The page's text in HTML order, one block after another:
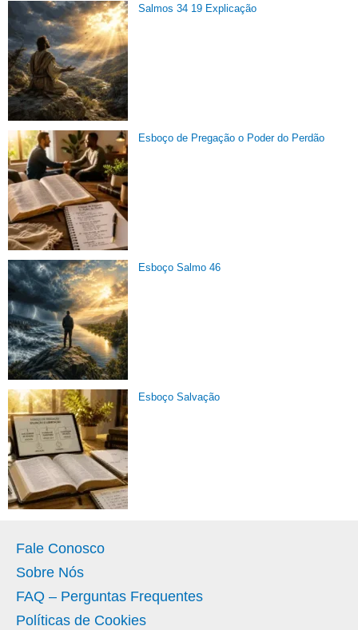
Salmos 34 19 Explicação
Esboço de Pregação o Poder do Perdão
Esboço Salmo 46
Esboço Salvação
Fale Conosco
Sobre Nós
FAQ – Perguntas Frequentes
Políticas de Cookies